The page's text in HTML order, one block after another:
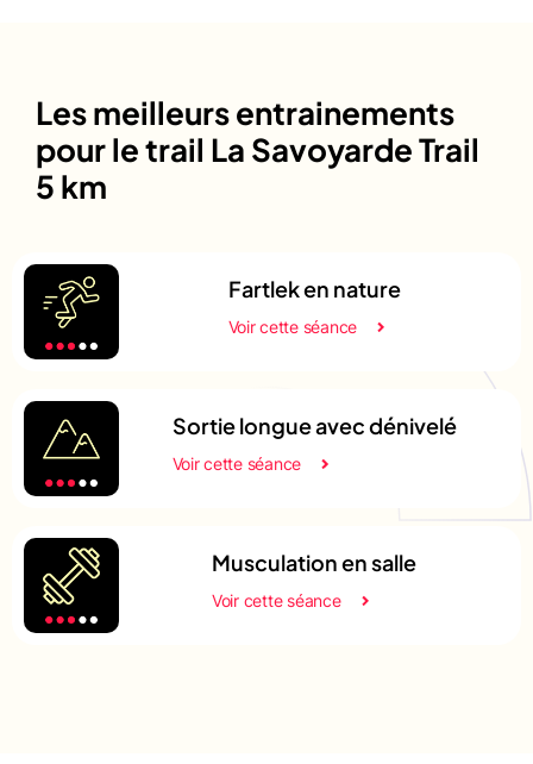
Les meilleurs entrainements
pour le trail La Savoyarde Trail
5 km
Fartlek en nature
Voir cette séance
Sortie longue avec dénivelé
Voir cette séance
Musculation en salle
Voir cette séance